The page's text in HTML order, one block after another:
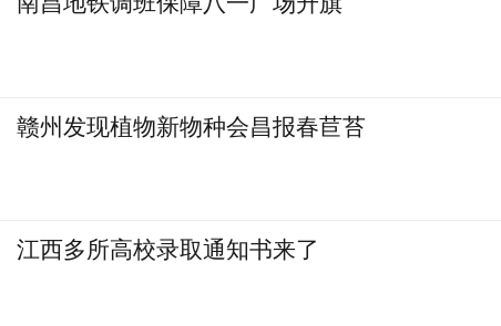
赣州发现植物新物种会昌报春苣苔
江西多所高校录取通知书来了